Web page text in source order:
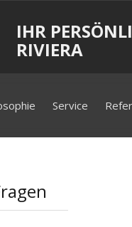
IHR
RIVIERA
Service